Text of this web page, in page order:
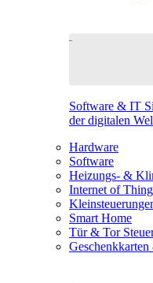
Software & IT
der digitalen
Hardware
Software
Heizungs- &
Internet of
Smart Home
Tür & Tor